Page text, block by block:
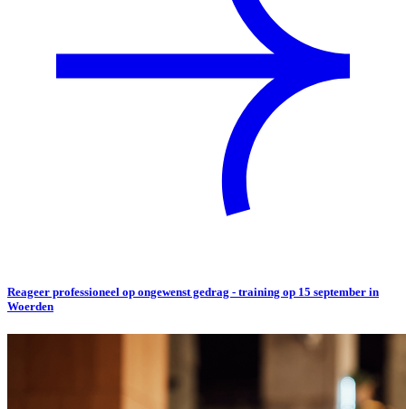
Reageer professioneel op ongewenst gedrag - training op 15 september in
Woerden